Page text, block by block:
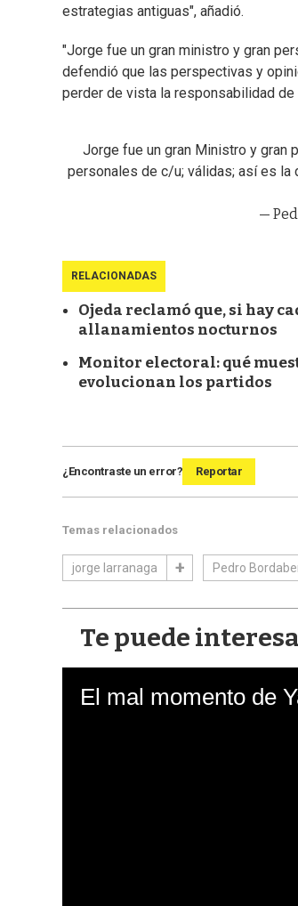
estrategias antiguas", añadió.
"Jorge fue un gran ministro y gran
defendió que las perspectivas y
perder de vista la responsabilidad de
Jorge fue un gran Ministro y gran
personales de c/u; válidas; así es la
—
RELACIONADAS
Ojeda reclamó que, si hay
allanamientos nocturnos
Monitor electoral: qué
evolucionan los partidos
¿Encontraste un error? Reportar
Temas relacionados
jorge larranaga Pedro
Te puede